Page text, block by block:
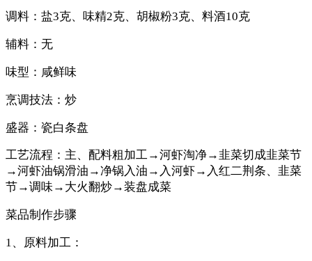
调料：盐3克、味精2克、胡椒粉3克、料酒10克
辅料：无
味型：咸鲜味
烹调技法：炒
盛器：瓷白条盘
工艺流程：主、配料粗加工→河虾淘净→韭菜切成韭菜节
→河虾油锅滑油→净锅入油→入河虾→入红二荆条、韭菜
节→调味→大火翻炒→装盘成菜
菜品制作步骤
1、原料加工：